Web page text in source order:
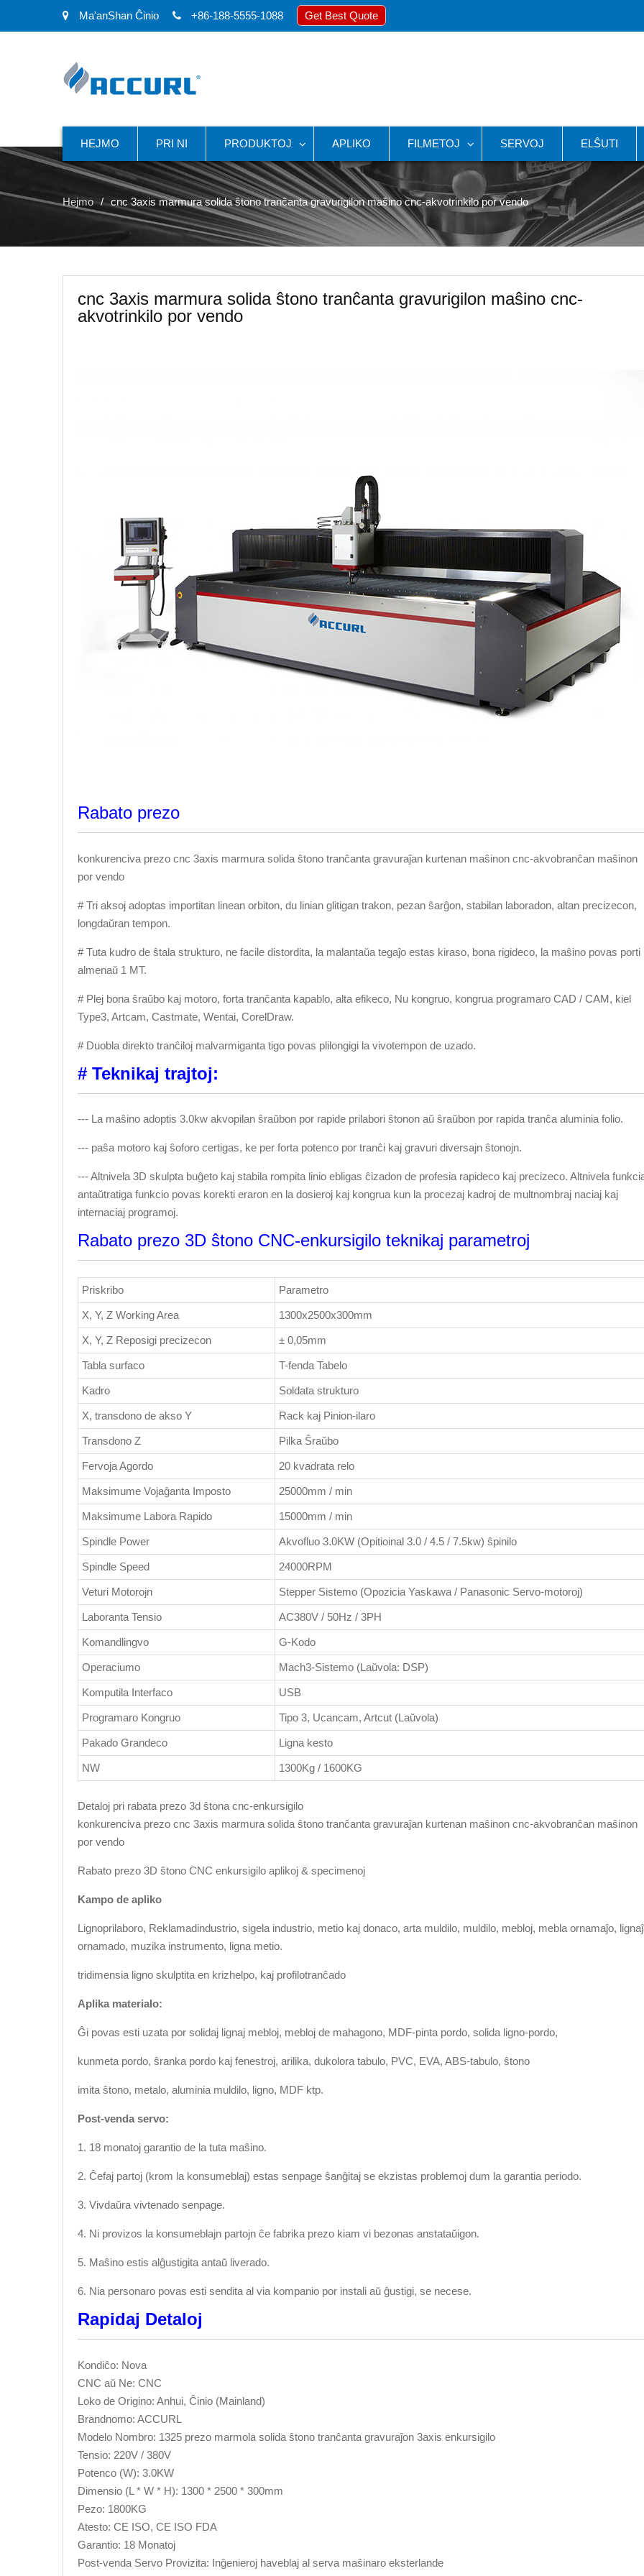
Ma'anShan Ĉinio +86-188-5555-1088 Get Best Quote
HEJMO PRI NI PRODUKTOJ APLIKO FILMETOJ SERVOJ ELŜUTI
Hejmo cnc 3axis marmura solida ŝtono tranĉanta gravurigilon maŝino cnc-akvotrinkilo por vendo
cnc 3axis marmura solida ŝtono tranĉanta gravurigilon maŝino cnc-
akvotrinkilo por vendo
Rabato prezo
konkurenciva prezo cnc 3axis marmura solida ŝtono tranĉanta gravuraĵan kurtenan maŝinon cnc-akvobranĉan maŝinon
por vendo
# Tri aksoj adoptas importitan linean orbiton, du linian glitigan trakon, pezan ŝarĝon, stabilan laboradon, altan precizecon,
longdaŭran tempon.
# Tuta kudro de ŝtala strukturo, ne facile distordita, la malantaŭa tegaĵo estas kiraso, bona rigideco, la maŝino povas porti
almenaŭ 1 MT.
# Plej bona ŝraŭbo kaj motoro, forta tranĉanta kapablo, alta efikeco, Nu kongruo, kongrua programaro CAD / CAM, kiel
Type3, Artcam, Castmate, Wentai, CorelDraw.
# Duobla direkto tranĉiloj malvarmiganta tigo povas plilongigi la vivotempon de uzado.
# Teknikaj trajtoj:
--- La maŝino adoptis 3.0kw akvopilan ŝraŭbon por rapide prilabori ŝtonon aŭ ŝraŭbon por rapida tranĉa aluminia folio.
--- paŝa motoro kaj ŝoforo certigas, ke per forta potenco por tranĉi kaj gravuri diversajn ŝtonojn.
--- Altnivela 3D skulpta buĝeto kaj stabila rompita linio ebligas ĉizadon de profesia rapideco kaj precizeco. Altnivela
antaŭtratiga funkcio povas korekti eraron en la dosieroj kaj kongrua kun la procezaj kadroj de multnombraj naciaj kaj
internaciaj programoj.
Rabato prezo 3D ŝtono CNC-enkursigilo teknikaj parametroj
Priskribo Parametro
X, Y, Z Working Area 1300x2500x300mm
X, Y, Z Reposigi precizecon ± 0,05mm
Tabla surfaco T-fenda Tabelo
Kadro Soldata strukturo
X, transdono de akso Y Rack kaj Pinion-ilaro
Transdono Z Pilka Ŝraŭbo
Fervoja Agordo 20 kvadrata relo
Maksimume Vojaĝanta Imposto 25000mm / min
Maksimume Labora Rapido 15000mm / min
Spindle Power Akvofluo 3.0KW (Opitioinal 3.0 / 4.5 / 7.5kw) ŝpinilo
Spindle Speed 24000RPM
Veturi Motorojn Stepper Sistemo (Opozicia Yaskawa / Panasonic Servo-motoroj)
Laboranta Tensio AC380V / 50Hz / 3PH
Komandlingvo G-Kodo
Operaciumo Mach3-Sistemo (Laŭvola: DSP)
Komputila Interfaco USB
Programaro Kongruo Tipo 3, Ucancam, Artcut (Laŭvola)
Pakado Grandeco Ligna kesto
NW 1300Kg / 1600KG
Detaloj pri rabata prezo 3d ŝtona cnc-enkursigilo
konkurenciva prezo cnc 3axis marmura solida ŝtono tranĉanta gravuraĵan kurtenan maŝinon cnc-akvobranĉan maŝinon
por vendo
Rabato prezo 3D ŝtono CNC enkursigilo aplikoj & specimenoj
Kampo de apliko
Lignoprilaboro, Reklamadindustrio, sigela industrio, metio kaj donaco, arta muldilo, muldilo, mebloj, mebla ornamaĵo,
ornamado, muzika instrumento, ligna metio.
tridimensia ligno skulptita en krizhelpo, kaj profilotranĉado
Aplika materialo:
Ĝi povas esti uzata por solidaj lignaj mebloj, mebloj de mahagono, MDF-pinta pordo, solida ligno-pordo,
kunmeta pordo, ŝranka pordo kaj fenestroj, arilika, dukolora tabulo, PVC, EVA, ABS-tabulo, ŝtono
imita ŝtono, metalo, aluminia muldilo, ligno, MDF ktp.
Post-venda servo:
1. 18 monatoj garantio de la tuta maŝino.
2. Ĉefaj partoj (krom la konsumeblaj) estas senpage ŝanĝitaj se ekzistas problemoj dum la garantia periodo.
3. Vivdaŭra vivtenado senpage.
4. Ni provizos la konsumeblajn partojn ĉe fabrika prezo kiam vi bezonas anstataŭigon.
5. Maŝino estis alĝustigita antaŭ liverado.
6. Nia personaro povas esti sendita al via kompanio por instali aŭ ĝustigi, se necese.
Rapidaj Detaloj
Kondiĉo: Nova
CNC aŭ Ne: CNC
Loko de Origino: Anhui, Ĉinio (Mainland)
Brandnomo: ACCURL
Modelo Nombro: 1325 prezo marmola solida ŝtono tranĉanta gravuraĵon 3axis enkursigilo
Tensio: 220V / 380V
Potenco (W): 3.0KW
Dimensio (L * W * H): 1300 * 2500 * 300mm
Pezo: 1800KG
Atesto: CE ISO, CE ISO FDA
Garantio: 18 Monatoj
Post-venda Servo Provizita: Inĝenieroj haveblaj al serva maŝinaro eksterlande